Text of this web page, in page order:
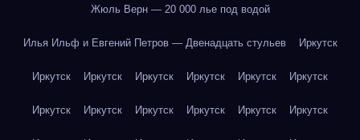
Жюль Верн — 20 000 лье под водой
Илья Ильф и Евгений Петров — Двенадцать стульев Иркутск
Иркутск Иркутск Иркутск Иркутск Иркутск Иркутск
Иркутск Иркутск Иркутск Иркутск Иркутск Иркутск